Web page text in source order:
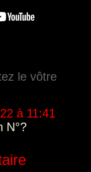
le vôtre
à 11:41
N°?